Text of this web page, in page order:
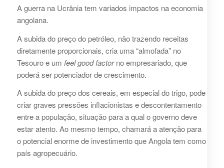
A guerra na Ucrânia tem variados impactos na economia
angolana.
A subida do preço do petróleo, não trazendo receitas
diretamente proporcionais, cria uma “almofada” no
Tesouro e um feel good factorno empresariado, que
poderá ser potenciador de crescimento.
A subida do preço dos cereais, em especial do trigo, pode
criar graves pressões inflacionistas e descontentamento
entre a população, situação para a qual o governo deve
estar atento. Ao mesmo tempo, chamará a atenção para
o potencial enorme de investimento que Angola tem como
país agropecuário.